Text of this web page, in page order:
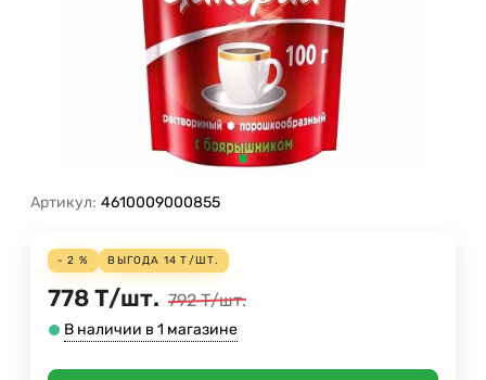
Артикул: 4610009000855
- 2 % ВЫГОДА 14 Т/ШТ.
778 Т/шт. 792 Т/шт.
В наличии в 1 магазине